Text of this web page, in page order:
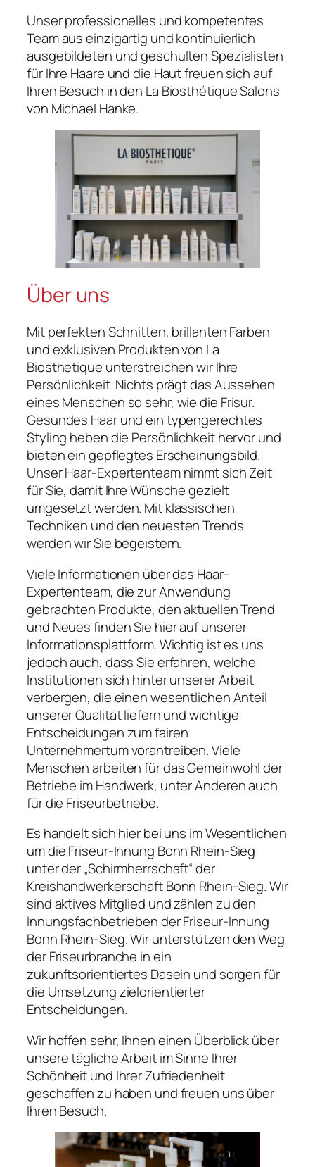
Unser professionelles und kompetentes
Team aus einzigartig und kontinuierlich
ausgebildeten und geschulten Spezialisten
für Ihre Haare und die Haut freuen sich auf
Ihren Besuch in den La Biosthétique Salons
von Michael Hanke.
Über uns
Mit perfekten Schnitten, brillanten Farben
und exklusiven Produkten von La
Biosthetique unterstreichen wir Ihre
Persönlichkeit. Nichts prägt das Aussehen
eines Menschen so sehr, wie die Frisur.
Gesundes Haar und ein typengerechtes
Styling heben die Persönlichkeit hervor und
bieten ein gepflegtes Erscheinungsbild.
Unser Haar-Expertenteam nimmt sich Zeit
für Sie, damit Ihre Wünsche gezielt
umgesetzt werden. Mit klassischen
Techniken und den neuesten Trends
werden wir Sie begeistern.
Viele Informationen über das Haar-
Expertenteam, die zur Anwendung
gebrachten Produkte, den aktuellen Trend
und Neues finden Sie hier auf unserer
Informationsplattform. Wichtig ist es uns
jedoch auch, dass Sie erfahren, welche
Institutionen sich hinter unserer Arbeit
verbergen, die einen wesentlichen Anteil
unserer Qualität liefern und wichtige
Entscheidungen zum fairen
Unternehmertum vorantreiben. Viele
Menschen arbeiten für das Gemeinwohl der
Betriebe im Handwerk, unter Anderen auch
für die Friseurbetriebe.
Es handelt sich hier bei uns im Wesentlichen
um die Friseur-Innung Bonn Rhein-Sieg
unter der „Schirmherrschaft“ der
Kreishandwerkerschaft Bonn Rhein-Sieg. Wir
sind aktives Mitglied und zählen zu den
Innungsfachbetrieben der Friseur-Innung
Bonn Rhein-Sieg. Wir unterstützen den Weg
der Friseurbranche in ein
zukunftsorientiertes Dasein und sorgen für
die Umsetzung zielorientierter
Entscheidungen.
Wir hoffen sehr, Ihnen einen Überblick über
unsere tägliche Arbeit im Sinne Ihrer
Schönheit und Ihrer Zufriedenheit
geschaffen zu haben und freuen uns über
Ihren Besuch.